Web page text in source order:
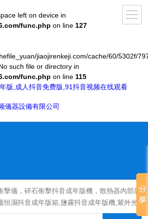
left on device in
func.php on line 127
jiaojirenkeji.com/cache/60/5302f/
such file or directory in
func.php on line 115
版,成人抖音免费版,91抖音视频在线观看
擊儀，碎石衝擊抖音成年版機，散熱器內部腐
恒濕抖音成年版箱,鹽霧抖音成年版機,紫外光
箱,氙燈老化抖音成年版箱，沙塵抖音成年版